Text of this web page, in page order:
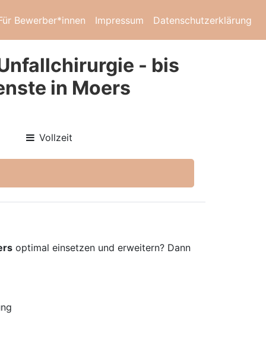
Bewerber*innen Impressum Datenschutzerklärung
- bis
in Moers
Vollzeit
optimal einsetzen und erweitern? Dann